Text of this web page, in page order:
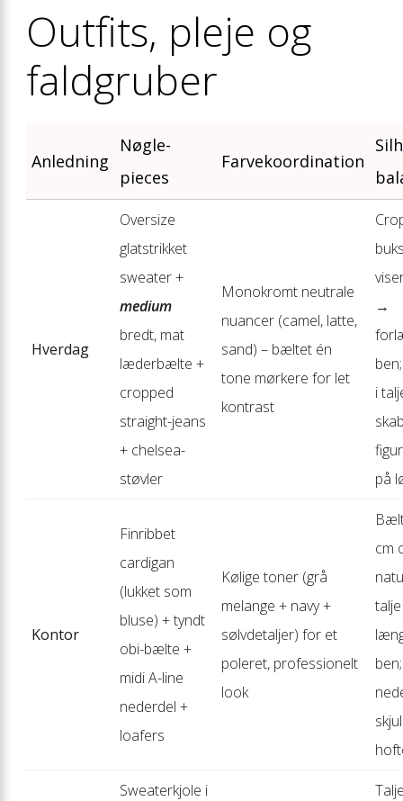
Outfits, pleje og
faldgruber
Anledning
Nøgle-
pieces
Farvekoordination
Hverdag
Oversize
glatstrikket
sweater +
medium
bredt, mat
læderbælte +
cropped
straight-jeans
+ chelsea-
støvler
Monokromt neutrale
nuancer (camel, latte,
sand) – bæltet én
tone mørkere for let
kontrast
→
i
på
Kontor
Finribbet
cardigan
(lukket som
bluse) + tyndt
obi-bælte +
midi A-line
nederdel +
loafers
Kølige toner (grå
melange + navy +
sølvdetaljer) for et
poleret, professionelt
look
cm
Sweaterkjole i